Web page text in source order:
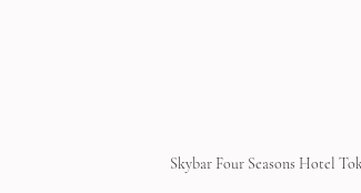
Skybar Four Seasons Hotel